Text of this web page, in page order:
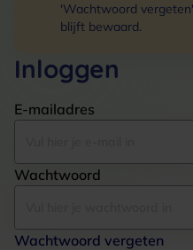
'Wachtwoord vergeten'
blijft bewaard.
Inloggen
E-mailadres
Wachtwoord
Wachtwoord vergeten